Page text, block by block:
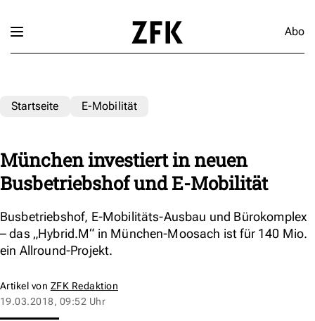
Abo
Startseite E-Mobilität
München investiert in neuen
Busbetriebshof und E-Mobilität
Busbetriebshof, E-Mobilitäts-Ausbau und Bürokomplex
– das „Hybrid.M“ in München-Moosach ist für 140 Mio.
ein Allround-Projekt.
Artikel von ZFK Redaktion
19.03.2018, 09:52 Uhr